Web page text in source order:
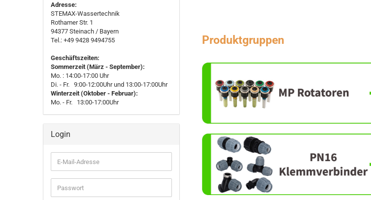
Produktgruppen
Adresse:
STEMAX-Wassertechnik
Rothamer Str. 1
94377 Steinach / Bayern
Tel.: +49 9428 9494755
Geschäftszeiten:
Sommerzeit (März - September):
Mo. : 14:00-17:00 Uhr
Di. - Fr. 9:00-12:00Uhr und 13:00-17:00Uhr
Winterzeit (Oktober - Februar):
Mo. - Fr. 13:00-17:00Uhr
Login
E-
Mail-
Adresse
Passwort